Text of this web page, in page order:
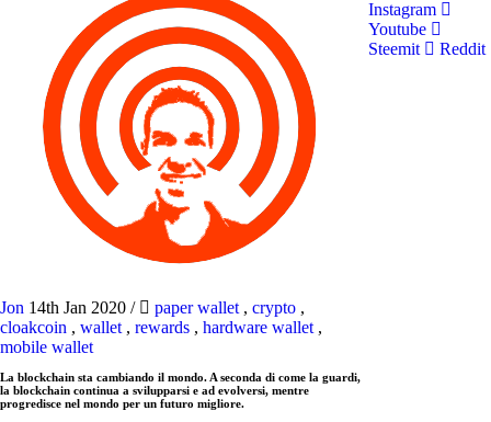
Jon 14th Jan 2020 / paper wallet , crypto ,
cloakcoin , wallet , rewards , hardware wallet ,
mobile wallet
La blockchain sta cambiando il mondo. A seconda di come la guardi,
la blockchain continua a svilupparsi e ad evolversi, mentre
progredisce nel mondo per un futuro migliore.
Instagram
Youtube
Steemit
Reddit